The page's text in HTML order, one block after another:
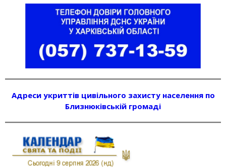
Адреси укриттів цивільного захисту населення по
Близнюківській громаді